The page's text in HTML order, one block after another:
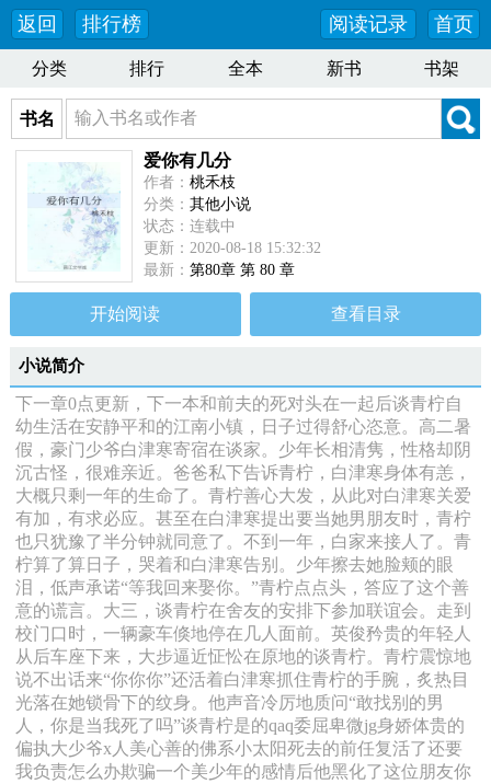
返回 排行榜 首页
阅读记录
分类 排行 全本 新书 书架
书名
爱你有几分
作者： 桃禾枝
分类： 其他小说
状态：连载中
更新：2020-08-18 15:32:32
最新： 第80章 第 80 章
开始阅读 查看目录
小说简介
下一章0点更新，下一本和前夫的死对头在一起后谈青柠自
幼生活在安静平和的江南小镇，日子过得舒心恣意。高二暑
假，豪门少爷白津寒寄宿在谈家。少年长相清隽，性格却阴
沉古怪，很难亲近。爸爸私下告诉青柠，白津寒身体有恙，
大概只剩一年的生命了。青柠善心大发，从此对白津寒关爱
有加，有求必应。甚至在白津寒提出要当她男朋友时，青柠
也只犹豫了半分钟就同意了。不到一年，白家来接人了。青
柠算了算日子，哭着和白津寒告别。少年擦去她脸颊的眼
泪，低声承诺“等我回来娶你。”青柠点点头，答应了这个善
意的谎言。大三，谈青柠在舍友的安排下参加联谊会。走到
校门口时，一辆豪车倏地停在几人面前。英俊矜贵的年轻人
从后车座下来，大步逼近怔忪在原地的谈青柠。青柠震惊地
说不出话来“你你你”还活着白津寒抓住青柠的手腕，炙热目
光落在她锁骨下的纹身。他声音冷厉地质问“敢找别的男
人，你是当我死了吗”谈青柠是的qaq委屈卑微jg身娇体贵的
偏执大少爷x人美心善的佛系小太阳死去的前任复活了还要
我负责怎么办欺骗一个美少年的感情后他黑化了这位朋友你